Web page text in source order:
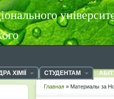
ХІМІЇ СТУДЕНТАМ
Главная » Материалы за